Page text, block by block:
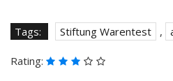
Tags: Stiftung Warentest ,
Rating: